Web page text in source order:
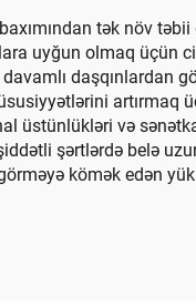
tək növ təbii
uyğun olmaq üçün
daşqınlardan
artırmaq
üstünlükləri və
şərtlərdə belə
kömək edən